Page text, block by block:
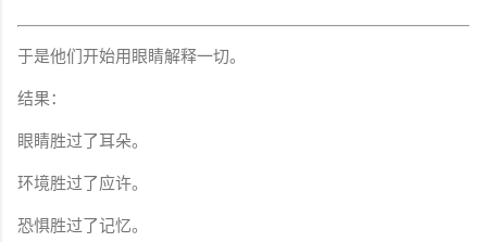
于是他们开始用眼睛解释一切。
结果：
眼睛胜过了耳朵。
环境胜过了应许。
恐惧胜过了记忆。